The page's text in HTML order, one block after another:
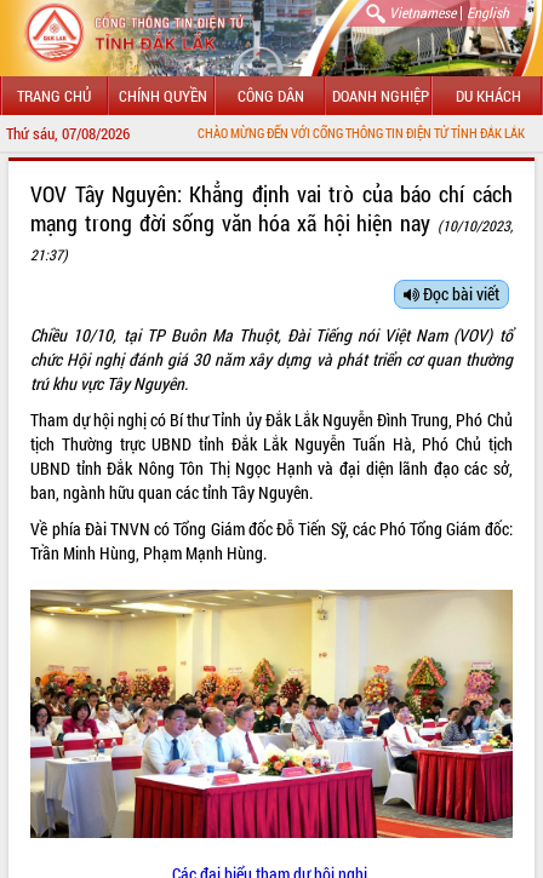
Vietnamese| English
TRANG CHỦ CHÍNH QUYỀN CÔNG DÂN DOANH NGHIỆP DU KHÁCH
Thứ sáu, 07/08/2026CHÀO MỪNG ĐẾN VỚI CỔNG THÔNG TIN ĐIỆN TỬ TỈNH ĐẮK LẮK
LÃNH ĐẠO UBND TỈNH
SỞ, BAN, NGÀNH
UBND CÁC XÃ, PHƯỜNG
THÔNG TIN CHỈ ĐẠO ĐIỀU HÀNH
HỆ THỐNG VĂN BẢN
VĂN BẢN HĐND TỈNH
QUY HOẠCH - KẾ HOẠCH
VOV Tây Nguyên: Khẳng định vai trò của báo chí cách
mạng trong đời sống văn hóa xã hội hiện nay (10/10/2023,
21:37)
Đọc bài viết
Chiều 10/10, tại TP Buôn Ma Thuột, Đài Tiếng nói Việt Nam (VOV) tổ
chức Hội nghị đánh giá 30 năm xây dựng và phát triển cơ quan thường
trú khu vực Tây Nguyên.
Tham dự hội nghị có Bí thư Tỉnh ủy Đắk Lắk Nguyễn Đình Trung, Phó Chủ
tịch Thường trực UBND tỉnh Đắk Lắk Nguyễn Tuấn Hà, Phó Chủ tịch
UBND tỉnh Đắk Nông Tôn Thị Ngọc Hạnh và đại diện lãnh đạo các sở,
ban, ngành hữu quan các tỉnh Tây Nguyên.
Về phía Đài TNVN có Tổng Giám đốc Đỗ Tiến Sỹ, các Phó Tổng Giám đốc:
Trần Minh Hùng, Phạm Mạnh Hùng.